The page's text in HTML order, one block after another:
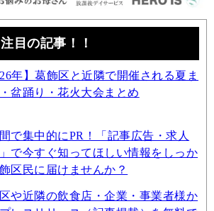
目の記事！！
年】葛飾区と近隣で開催される夏ま
盆踊り・花火大会まとめ
で集中的にPR！「記事広告・求人
で今すぐ知ってほしい情報をしっか
区民に届けませんか？
や近隣の飲食店・企業・事業者様か